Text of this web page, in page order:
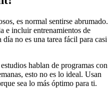
es normal sentirse abrumado.
e incluir entrenamientos de
no es una tarea fácil para casi
hablan de programas con
esto no es lo ideal. Usan
sea lo más óptimo para ti.